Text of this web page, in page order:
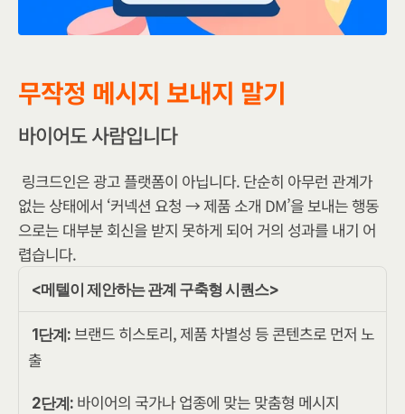
무작정 메시지 보내지 말기
바이어도 사람입니다
링크드인은 광고 플랫폼이 아닙니다. 단순히 아무런 관계가
없는 상태에서 ‘커넥션 요청 → 제품 소개 DM’을 보내는 행동
으로는 대부분 회신을 받지 못하게 되어 거의 성과를 내기 어
렵습니다.
<메텔이 제안하는 관계 구축형 시퀀스>
1단계: 브랜드 히스토리, 제품 차별성 등 콘텐츠로 먼저 노
출
2단계: 바이어의 국가나 업종에 맞는 맞춤형 메시지